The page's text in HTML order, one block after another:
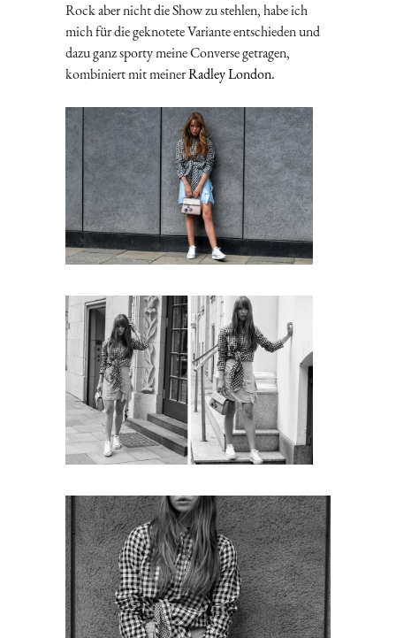
Rock aber nicht die Show zu stehlen, habe ich
mich für die geknotete Variante entschieden und
dazu ganz sporty meine Converse getragen,
kombiniert mit meinerRadley London.